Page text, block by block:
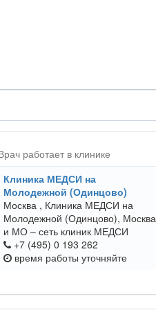
работает в клинике
Клиника МЕДСИ на
Молодежной (Одинцово)
Москва , Клиника МЕДСИ на
Молодежной (Одинцово), Москва
и МО – сеть клиник МЕДСИ
+7 (495) 0 193 262
время работы уточняйте